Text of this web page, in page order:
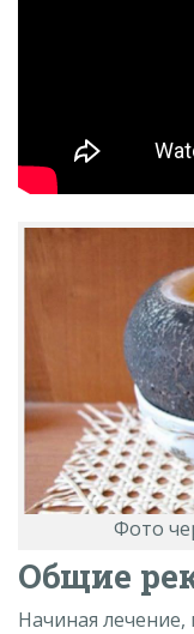
Фото
Общие
Начиная